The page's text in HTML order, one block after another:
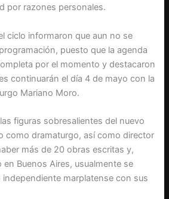
por razones personales.
ciclo informaron que aun no se
puesto que la agenda
por el momento y destacaron
continuarán el día 4 de mayo con la
Mariano Moro.
figuras sobresalientes del nuevo
como dramaturgo, así como director
más de 20 obras escritas y,
en Buenos Aires, usualmente se
independiente marplatense con sus